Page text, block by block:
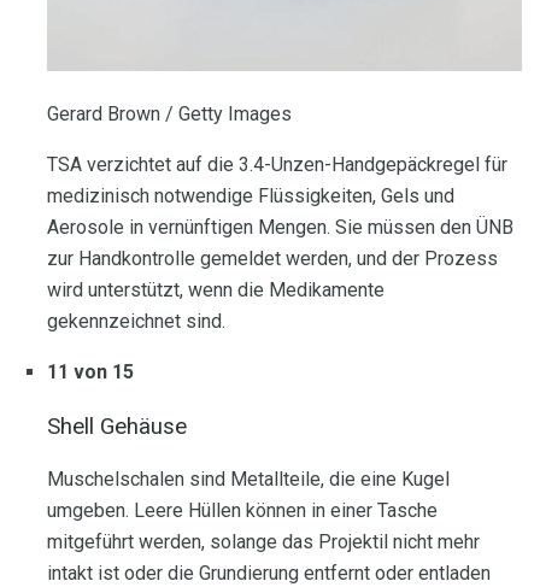
Gerard Brown / Getty Images
TSA verzichtet auf die 3.4-Unzen-Handgepäckregel für
medizinisch notwendige Flüssigkeiten, Gels und
Aerosole in vernünftigen Mengen. Sie müssen den ÜNB
zur Handkontrolle gemeldet werden, und der Prozess
wird unterstützt, wenn die Medikamente
gekennzeichnet sind.
11 von 15
Shell Gehäuse
Muschelschalen sind Metallteile, die eine Kugel
umgeben. Leere Hüllen können in einer Tasche
mitgeführt werden, solange das Projektil nicht mehr
intakt ist oder die Grundierung entfernt oder entladen